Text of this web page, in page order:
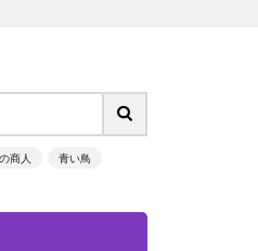
商人 青い鳥